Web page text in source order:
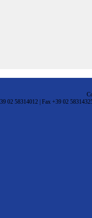
02 58314012 | Fax +39 02